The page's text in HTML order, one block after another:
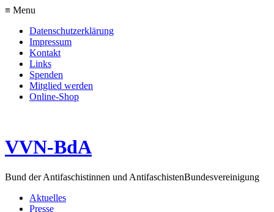
≡ Menu
Datenschutzerklärung
Impressum
Kontakt
Links
Spenden
Mitglied werden
Online-Shop
VVN-BdA
Bund der Antifaschistinnen und AntifaschistenBundesvereinigung
Aktuelles
Presse